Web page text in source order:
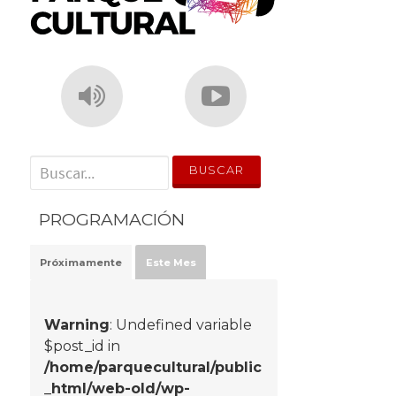
' . __('Search for:') . '
PROGRAMACIÓN
Próximamente Este Mes
Warning: Undefined variable
$post_id in
/home/parquecultural/public
_html/web-old/wp-